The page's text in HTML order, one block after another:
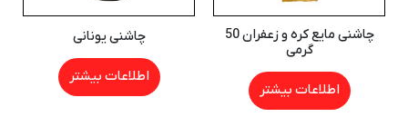
چاشنی مایع کره و زعفران 50
گرمی
اطلاعات بیشتر
چاشنی یونانی
اطلاعات بیشتر